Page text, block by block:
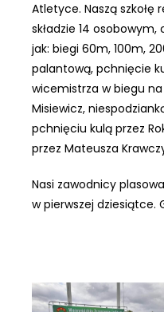
Atletyce. Naszą
składzie 14
jak: biegi 60m, 100m,
palantową, pchnięcie
wicemistrza w biegu
Misiewicz,
pchnięciu kulą przez
przez Mateusza
Nasi zawodnicy
w pierwszej dziesiątce.